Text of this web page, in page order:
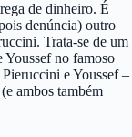
de dinheiro. É
denúncia) outro
Trata-se de um
no famoso
e Youssef –
ambos também